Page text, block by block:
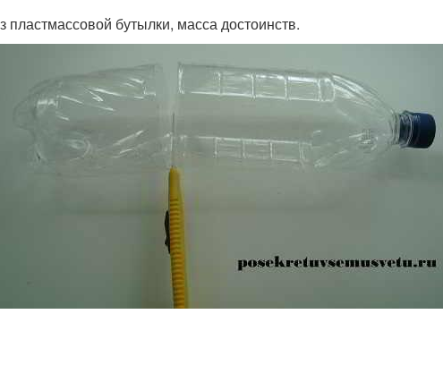
пластмассовой бутылки, масса достоинств.